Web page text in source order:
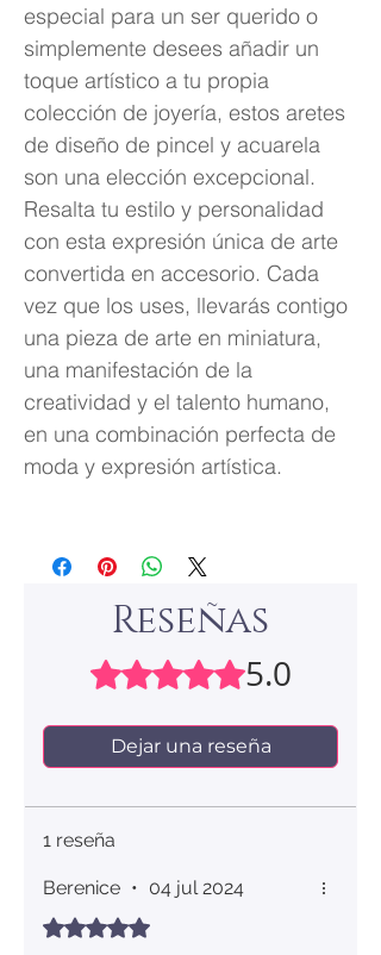
especial para un ser querido o
simplemente desees añadir un
toque artístico a tu propia
colección de joyería, estos aretes
de diseño de pincel y acuarela
son una elección excepcional.
Resalta tu estilo y personalidad
con esta expresión única de arte
convertida en accesorio. Cada
vez que los uses, llevarás contigo
una pieza de arte en miniatura,
una manifestación de la
creatividad y el talento humano,
en una combinación perfecta de
moda y expresión artística.
Reseñas
Obtuvo 5 de 5 estrellas.
5.0
Dejar una reseña
1 reseña
Berenice • 04 jul 2024
Obtuvo 5 de 5 estrellas.